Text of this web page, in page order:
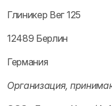
Глиникер Вег 125
12489 Берлин
Германия
Организация,